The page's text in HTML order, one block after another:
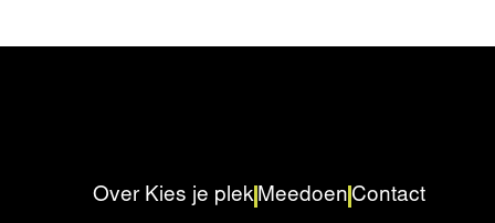
Over Kies je plek Meedoen Contact